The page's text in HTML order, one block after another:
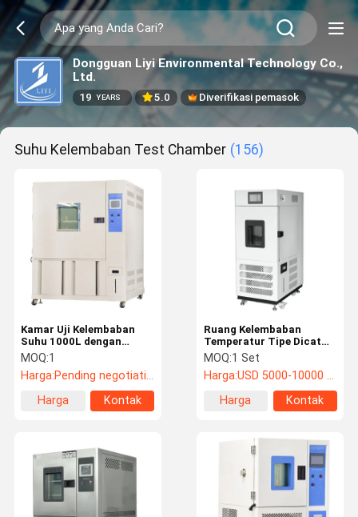
Dongguan Liyi Environmental Technology Co.,
Ltd.
19 YEARS 5.0 Diverifikasi pemasok
Suhu Kelembaban Test Chamber (156)
Kamar Uji Kelembaban
Suhu 1000L dengan
Refrigeran R404A
MOQ:1
Harga:Pending negotiation
Harga
Kontak
Ruang Kelembaban
Temperatur Tipe Dicat
Sempit Dengan
Pengontrol yang Dapat
Diprogram
MOQ:1 Set
Harga:USD 5000-10000 / 1 set
Harga
Kontak